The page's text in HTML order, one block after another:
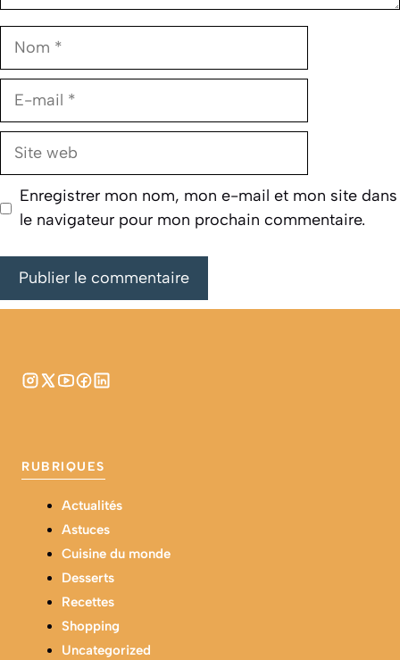
Nom
E-
Site
Enregistrer mon nom, mon e-mail et mon site dans
le navigateur pour mon prochain commentaire.
RUBRIQUES
Actualités
Astuces
Cuisine du monde
Desserts
Recettes
Shopping
Uncategorized